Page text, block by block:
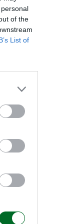
of the
List of
IMPRESA E
21